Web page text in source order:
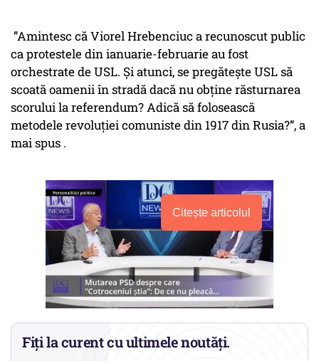
”Amintesc că Viorel Hrebenciuc a recunoscut public
ca protestele din ianuarie-februarie au fost
orchestrate de USL. Şi atunci, se pregăteşte USL să
scoată oamenii în stradă dacă nu obţine răsturnarea
scorului la referendum? Adică să folosească
metodele revoluţiei comuniste din 1917 din Rusia?”, a
mai spus .
Citește articolul
Fiți la curent cu ultimele noutăți.